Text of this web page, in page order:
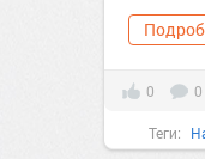
0 0
Теги: